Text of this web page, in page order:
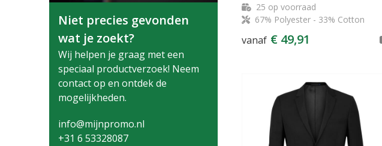
Niet precies gevonden
wat je zoekt?
Wij helpen je graag met een
speciaal productverzoek! Neem
contact op en ontdek de
mogelijkheden.
info@mijnpromo.nl
+31 6 53328087
25 op voorraad
67% Polyester - 33% Cotton
vanaf € 49,91